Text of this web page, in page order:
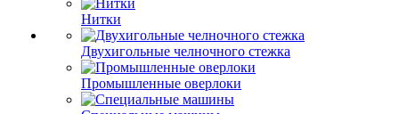
Нитки
Двухигольные челночного стежка
Промышленные оверлоки